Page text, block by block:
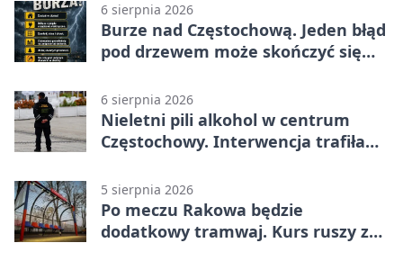
6 sierpnia 2026
Burze nad Częstochową. Jeden błąd
pod drzewem może skończyć się
6 sierpnia 2026
Nieletni pili alkohol w centrum
Częstochowy. Interwencja trafiła
5 sierpnia 2026
Po meczu Rakowa będzie
dodatkowy tramwaj. Kurs ruszy ze